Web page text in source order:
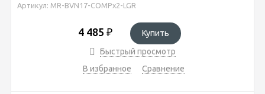
Артикул: MR-BVN17-COMPx2-LGR
4 485 ₽
Купить
Быстрый просмотр
В избранное
Сравнение